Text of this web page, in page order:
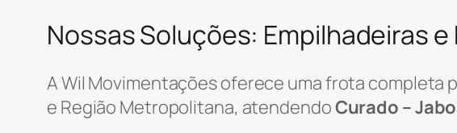
Nossas Soluções: Empilhadeiras
A Wil Movimentações oferece uma frota completa
e Região Metropolitana, atendendoCurado –